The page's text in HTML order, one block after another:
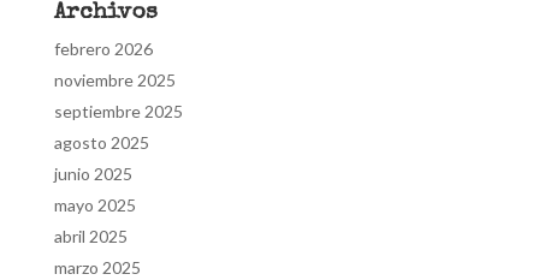
Archivos
febrero 2026
noviembre 2025
septiembre 2025
agosto 2025
junio 2025
mayo 2025
abril 2025
marzo 2025